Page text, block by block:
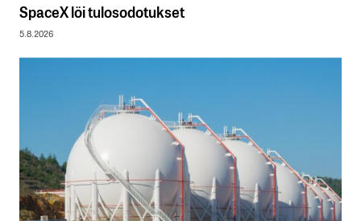
SpaceX löi tulosodotukset
5.8.2026